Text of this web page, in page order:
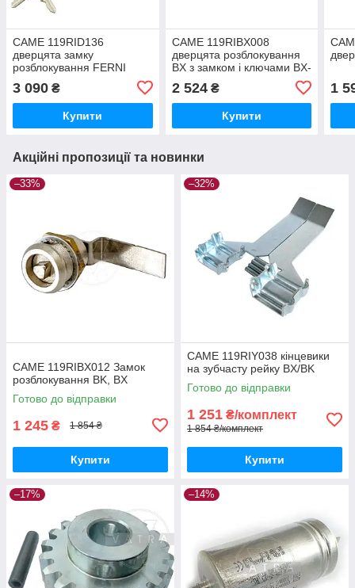
CAME 119RID136
дверцята замку
розблокування FERNI
3 090 ₴
Купити
CAME 119RIBX008
дверцята розблокування
BX з замком і ключами BX-
2 524₴
Купити
1
Акційні пропозиції та новинки
–33%
CAME 119RIBX012 Замок
розблокування BK, BX
Готово до відправки
1 245 ₴ 1 854 ₴
Купити
–32%
CAME 119RIY038 кінцевики
на зубчасту рейку BX/BK
Готово до відправки
1 251 ₴/комплект
1 854 ₴/комплект
Купити
–17% –14%